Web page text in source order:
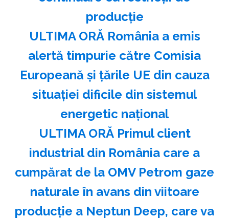
producţie
ULTIMA ORĂ România a emis
alertă timpurie către Comisia
Europeană și țările UE din cauza
situației dificile din sistemul
energetic național
ULTIMA ORĂ Primul client
industrial din România care a
cumpărat de la OMV Petrom gaze
naturale în avans din viitoare
producție a Neptun Deep, care va